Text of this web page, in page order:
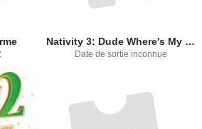
Nativity 3: Dude Where's My Donkey?
Date de sortie inconnue